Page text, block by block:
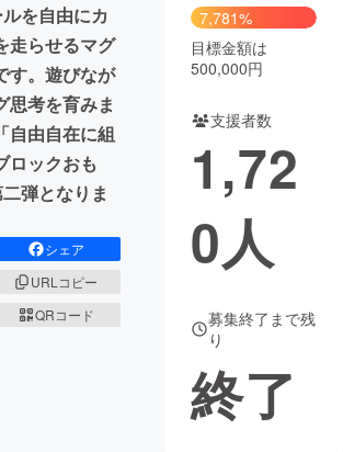
for Social Good
CAMPFIRE Creation
ふるさと納税machi-ya コミュニティ
を自由にカ
走らせるマグ
す。遊びなが
思考を育みま
自由自在に組
ロックおも
弾となりま
シェア
URLコピー
QRコード
7,781%
目標金額は
500,000円
支援者数
1,72
0人
募集終了まで残
り
終了